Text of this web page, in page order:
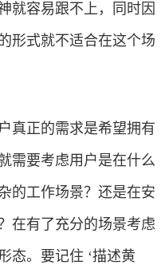
就容易跟不上，同时因
形式就不适合在这个场
真正的需求是希望拥有
需要考虑用户是在什么
的工作场景？还是在安
在有了充分的场景考虑
态。要记住 ‘描述黄